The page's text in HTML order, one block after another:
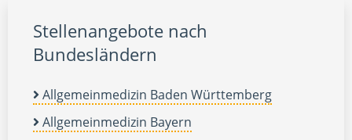
Stellenangebote nach
Bundesländern
Allgemeinmedizin Baden Württemberg
Allgemeinmedizin Bayern